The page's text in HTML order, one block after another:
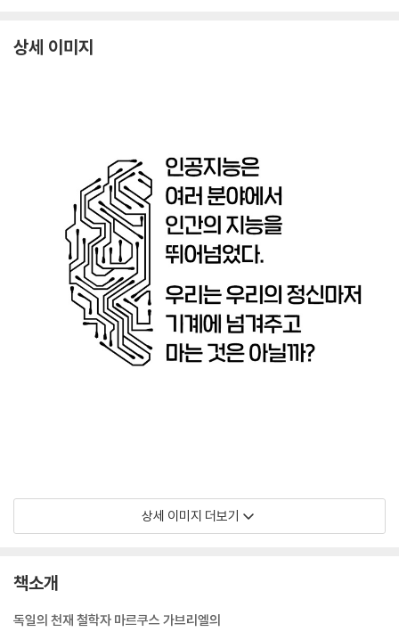
상세 이미지
상세 이미지 더보기
책소개
독일의 천재 철학자 마르쿠스 가브리엘의